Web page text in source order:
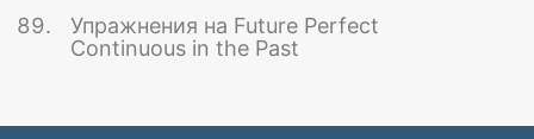
Упражнения на Future Perfect
Continuous in the Past